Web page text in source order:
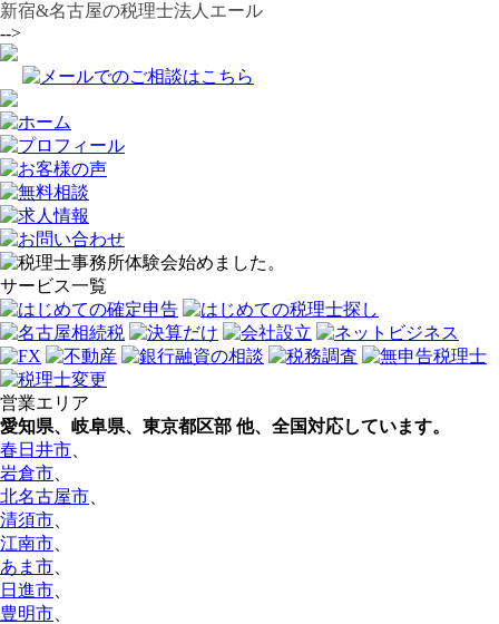
新宿&名古屋の税理士法人エール
-->
サービス一覧
営業エリア
愛知県、岐阜県、東京都区部 他、全国対応しています。
春日井市
岩倉市
北名古屋市
清須市
江南市
あま市
日進市
豊明市